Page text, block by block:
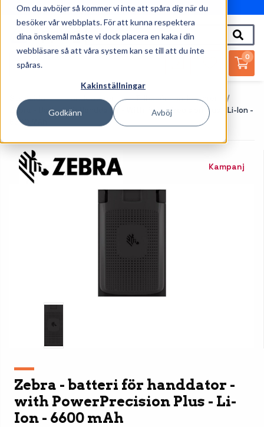
Om du avböjer så kommer vi inte att spåra dig när du
besöker vår webbplats. För att kunna respektera
dina önskemål måste vi dock placera en kaka i din
webbläsare så att våra system kan se till att du inte
spåras.
Kakinställningar
Godkänn Avböj
010-162 61 95
0
Startsida Handdatorer
Tillbehör Handdatorer
Zebra - Batteri För Handdator - With PowerPrecision Plus - Li-Ion -
6600 MAh
Kampanj
Zebra - batteri för handdator -
with PowerPrecision Plus - Li-
Ion - 6600 mAh